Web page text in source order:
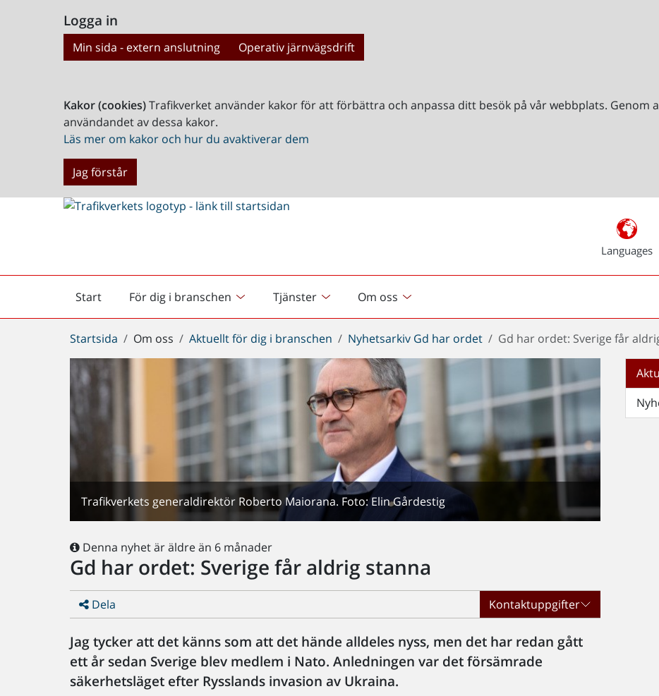
Logga in
Min sida - extern anslutning Operativ järnvägsdrift
Kakor (cookies)Trafikverket använder kakor för att förbättra och anpassa ditt besök på vår webbplats. Genom
användandet av dessa kakor.
Läs mer om kakor och hur du avaktiverar dem
Jag förstår
Languages
Start
Startsida För dig i branschen Tjänster Om oss
Du
är
här:
Startsida Om oss Aktuellt för dig i branschen Nyhetsarkiv Gd har ordet Gd har ordet: Sverige får
Trafikverkets generaldirektör Roberto Maiorana. Foto: Elin Gårdestig
Denna nyhet är äldre än 6 månader
Gd har ordet: Sverige får aldrig stanna
Dela Kontaktuppgifter
Jag tycker att det känns som att det hände alldeles nyss, men det har redan gått
ett år sedan Sverige blev medlem i Nato. Anledningen var det försämrade
säkerhetsläget efter Rysslands invasion av Ukraina.